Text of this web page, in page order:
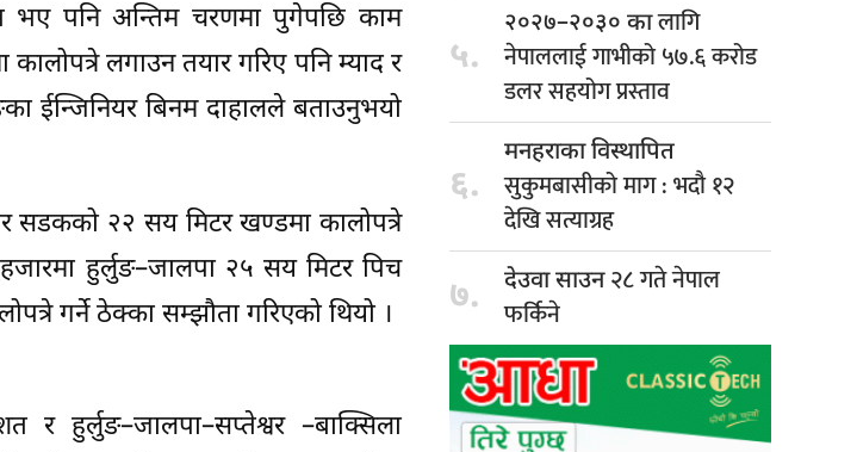
भए पनि अन्तिम चरणमा पुगेपछि काम
लगाउन तयार गरिए पनि म्याद र
ईन्जिनियर बिनम दाहालले बताउनुभयो
सडकको २२ सय मिटर खण्डमा कालोपत्रे
हुर्लुङ–जालपा २५ सय मिटर पिच
गर्ने ठेक्का सम्झौता गरिएको थियो ।
र हुर्लुङ–जालपा–सप्तेश्वर –बाक्सिला
५.
२०२७–२०३० कालागि
नेपाललाई गाभीको ५७.६ करोड
डलर सहयोग प्रस्ताव
६.
मनहराका विस्थापित
सुकुमबासीको माग : भदौ १२
देखि सत्याग्रह
७. देउवा साउन२८ गते नेपाल
फर्किने